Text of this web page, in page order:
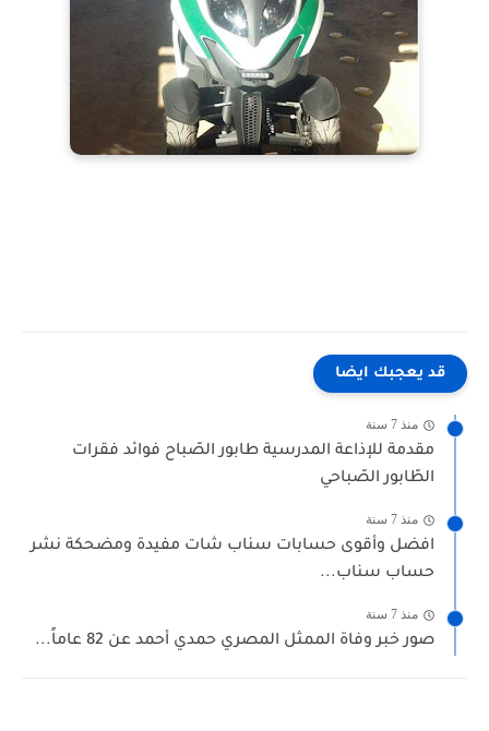
قد يعجبك ايضا
منذ 7 سنة
مقدمة للإذاعة المدرسية طابور الصّباح فوائد فقرات
الطّابور الصّباحي
منذ 7 سنة
افضل وأقوى حسابات سناب شات مفيدة ومضحكة نشر
حساب سناب...
منذ 7 سنة
صور خبر وفاة الممثل المصري حمدي أحمد عن 82 عاماً...